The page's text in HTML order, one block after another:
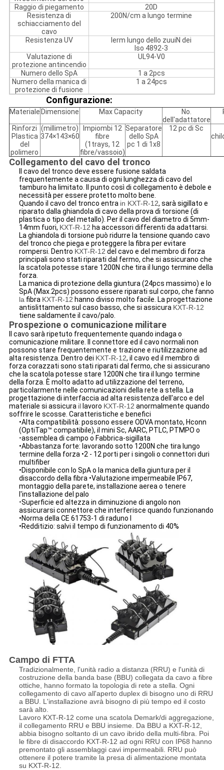
Raggio di piegamento
20D
Resistenza di
schiacciamento del
cavo
200N/cm a lungo termine
Resistenza UV
lerm lungo dello zuuiN dei
Iso 4892-3
Valutazione di
protezione antincendio
UL94-V0
Numero dello SpA
1 a 2pcs
Numero della manica di
protezione di fusione
1 a 24pcs
Configurazione:
Materiale Dimensione Max Capacity
No.
dell'adattatore
Rinforzi
Plastica
del
polimero
(millimetro)
374×143×60
Impiombi 12
fibre
(1trays, 12
fibre/vassoio)
Separatore
dello SpA
pc 1 di 1x8
12 pc di Sc
Collegamento del cavo del tronco
Il cavo del tronco deve essere fusione saldata
frequentemente a causa di ogni lunghezza di cavo del
tamburo ha limitato. Il punto così di collegamento è debole e
necessità per essere protetto molto bene.
Quando il cavo del tronco entra in KXT-R-12, sarà sigillato e
riparato dalla ghiandola di cavo della prova di torsione (di
plastica o tipo del metallo). Per il cavo del diametro di 5mm-
14mm fuori, KXT-R-12 ha accessori differenti da adattarsi.
La ghiandola di torsione può ridurre la tensione quando cavo
del tronco che piega e proteggere la fibra per evitare
rompersi. Dentro KXT-R-12 del cavo e del membro di forza
principali sono stati riparati dal fermo, che si assicurano che
la scatola potesse stare 1200N che tira il lungo termine della
forza.
La manica di protezione della giuntura (24pcs massimo) e lo
SpA (Max.2pcs) possono essere riparati sul corpo, che fanno
la fibra KXT-R-12 hanno diviso molto facile. La progettazione
antislittamento sul caso basso, che si assicura KXT-R-12
tiene saldamente il cavo/palo.
Prospezione o comunicazione militare
Il cavo sarà ripetuto frequentemente quando indaga o
comunicazione militare. Il connettore ed il cavo normali non
possono stare frequentemente e trazione e riutilizzazione ad
alta resistenza. Dentro dei KXT-R-12, il cavo ed il membro di
forza corazzati sono stati riparati dal fermo, che si assicurano
che la scatola potesse stare 1200N che tira il lungo termine
della forza. È molto adatto ad utilizzazione del terreno,
particolarmente nelle comunicazioni della rete a stella. La
progettazione di interfaccia ad alta resistenza dell'arco e del
materiale si assicura il lavoro KXT-R-12 anormalmente quando
soffrire le scosse. Caratteristiche e benefici
•Alta compatibilità: possono essere ODVA montato, Hconn
(OptiTap™ compatibile), il mini Sc, AARC, PTLC, PTMPO o
•assemblea di campo o Fabbrica-sigillata
•Abbastanza forte: lavorando sotto 1200N che tira lungo
termine della forza •2 - 12 porti per i singoli o connettori duri
multifiber
•Disponibile con lo SpA o la manica della giuntura per il
disaccordo della fibra •Valutazione impermeabile IP67,
montaggio della parete, installazione aerea o tenere
l'installazione del palo
•Superficie ed altezza in diminuzione di angolo non
assicurarsi connettore che interferisce quando funzionando
•Norma della CE 61753-1 di raduno I
•Redditizio: salvi il tempo di funzionamento di 40%
Campo di FTTA
Tradizionalmente, l'unità radio a distanza (RRU) e l'unità di
costruzione della banda base (BBU) collegata da cavo a fibre
ottiche, hanno formato la topologia di rete a stella. Ogni
collegamento di cavo all'aperto duplex di bisogno uno di RRU
a BBU. L'installazione avrà bisogno di più tempo ed il costo
sarà alto.
Lavoro KXT-R-12 come una scatola Demark/di aggregazione,
il collegamento RRU e BBU insieme. Da BBU a KXT-R-12,
abbia bisogno soltanto di un cavo ibrido della multi-fibra. Poi
le fibre di disaccordo KXT-R-12 ad ogni RRU con IP68 hanno
premontato gli assemblaggi cavi impermeabili. RRU può
ottenere il potere tramite la presa di alimentazione montata
su KXT-R-12.